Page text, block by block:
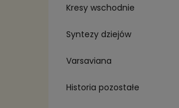
Kresy wschodnie
Syntezy dziejów
Varsaviana
Historia pozostałe